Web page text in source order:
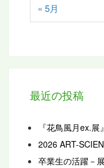
« 5月
最近の投稿
『花鳥風月ex.展』
2026 ART-
卒業生の活躍－